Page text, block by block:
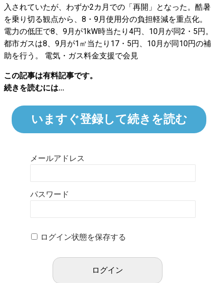
入されていたが、わずか2カ月での「再開」となった。酷暑
を乗り切る観点から、8・9月使用分の負担軽減を重点化。
電力の低圧で8、9月が1kW時当たり4円、10月が同2・5円。
都市ガスは8、9月が1㎥当たり17・5円、10月が同10円の補
助を行う。 電気・ガス料金支援で会見
この記事は有料記事です。
続きを読むには...
いますぐ登録して続きを読む
メールアドレス
パスワード
ログイン状態を保存する